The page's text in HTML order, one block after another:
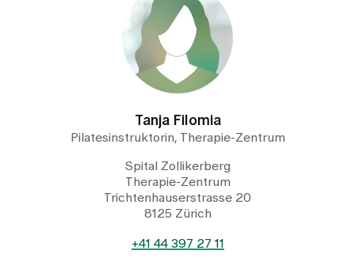
Tanja Filomia
Pilatesinstruktorin, Therapie-Zentrum
Spital Zollikerberg
Therapie-Zentrum
Trichtenhauserstrasse 20
8125 Zürich
+41 44 397 27 11